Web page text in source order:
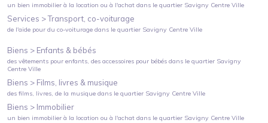
un bien immobilier à la location ou à l'achat dans le quartier Savigny Centre Ville
Services >Transport, co-voiturage
de l'aide pour du co-voiturage dans le quartier Savigny Centre Ville
Biens > Enfants & bébés
des vêtements pour enfants, des accessoires pour bébés dans le quartier Savigny
Centre Ville
Biens > Films, livres & musique
des films, livres, de la musique dans le quartier Savigny Centre Ville
Biens > Immobilier
un bien immobilier à la location ou à l'achat dans le quartier Savigny Centre Ville